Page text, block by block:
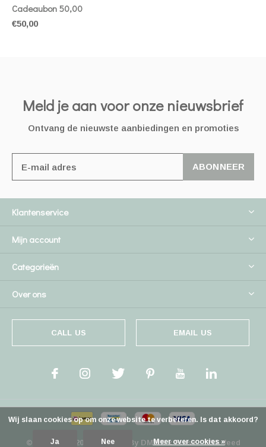
Cadeaubon 50,00
€50,00
Meld je aan voor onze nieuwsbrief
Ontvang de nieuwste aanbiedingen en promoties
ABONNEER
Klantenservice
Mijn account
Categorieën
Over ons
CALL US EMAIL US
© Copyright 2026 - Theme By DMWSxPlus+-RSS-feed
Wij slaan cookies op om onze website te verbeteren. Is dat akkoord?
Ja Nee Meer over cookies »